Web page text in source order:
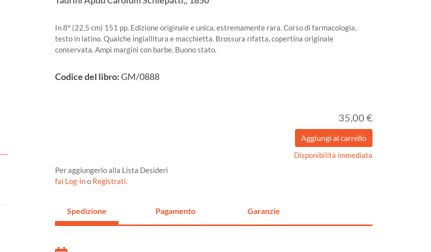
In 8° (22,5 cm) 151 pp. Edizione originale e unica, estremamente rara. Corso di farmacologia,
testo in latino. Qualche ingiallitura e macchietta. Brossura rifatta, copertina originale
conservata. Ampi margini con barbe. Buono stato.
Codice del libro:GM/0888
35,00 €
Disponibilità immediata
Per aggiungerlo alla Lista Desideri
fai Log-ino Registrati.
Spedizione Pagamento Garanzie